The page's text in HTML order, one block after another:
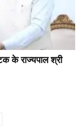
के राज्यपाल श्री